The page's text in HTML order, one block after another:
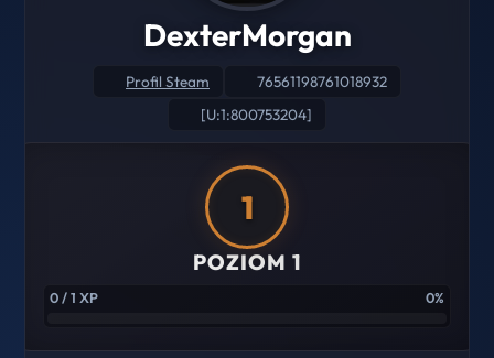
DexterMorgan
Profil Steam
76561198761018932
[U:1:800753204]
1
POZIOM 1
0 / 1 XP 0%